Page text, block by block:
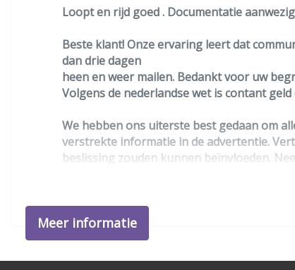
Loopt en rijd goed . Documentatie
Beste klant! Onze ervaring leert dat
dan drie dagen
heen en weer mailen. Bedankt voor uw
Volgens de nederlandse wet is contant
We hebben ons uiterste best gedaan om
verstrekte informatie in de advertentie.
beslissing zouden kunnen beïnvloeden.
Meer informatie